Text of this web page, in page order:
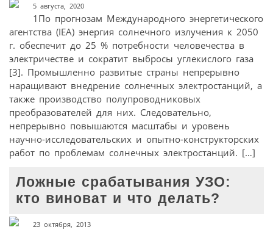
5 августа, 2020
1По прогнозам Международного энергетического
агентства (IEA) энергия солнечного излучения к 2050
г. обеспечит до 25 % потребности человечества в
электричестве и сократит выбросы углекислого газа
[3]. Промышленно развитые страны непрерывно
наращивают внедрение солнечных электростанций, а
также производство полупроводниковых
преобразователей для них. Следовательно,
непрерывно повышаются масштабы и уровень
научно-исследовательских и опытно-конструкторских
работ по проблемам солнечных электростанций. […]
Ложные срабатывания УЗО:
кто виноват и что делать?
23 октября, 2013